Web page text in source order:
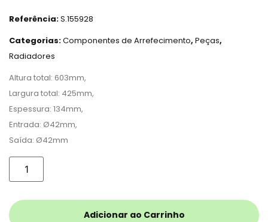
Referência:S.155928
Categorias:Componentes de Arrefecimento, Peças,
Radiadores
Altura total: 603mm,
Largura total: 425mm,
Espessura: 134mm,
Entrada: Ø42mm,
Saída: Ø42mm
Adicionar ao Carrinho